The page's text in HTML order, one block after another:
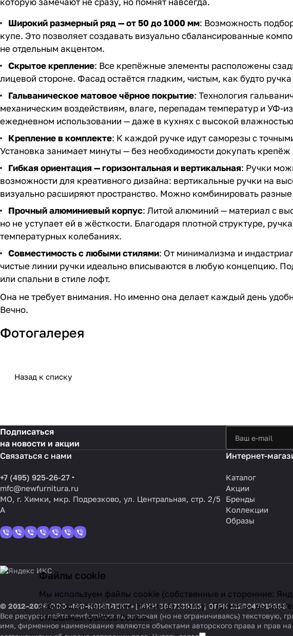
Широкий размерный ряд — от 50 до 1000 мм: Возможность
купе. Это позволяет создавать визуально сбалансированные
не отдельным акцентом.
Скрытое крепление: Все крепёжные элементы расположены
лицевой стороне. Фасад остаётся гладким, чистым, как будто
Гальваническое матовое чёрное покрытие: Технология
механическим воздействиям, влаге, перепадам температур и УФ-
ежедневном использовании — даже в кухнях с высокой
Крепление в комплекте: К каждой ручке идут саморезы с
Установка занимает минуты — без необходимости докупать
Гибкая ориентация — горизонтальная и вертикальная: Ручки
возможности для креативного дизайна: вертикальные ручки на
визуально расширяют пространство. Можно комбинировать
Прочный алюминиевый корпус: Литой алюминий — материал с
но не уступает ей в жёсткости. Благодаря плотной структуре,
температурных колебаниях.
Совместимость с любыми стилями: От минимализма и
чистые линии ручки идеально вписываются в любую концепцию.
или спальни в стиле лофт.
Она не требует внимания. Но именно она делает каждый день
Вечно.
Фотогалерея
Назад к списку
Подписаться
на новости и акции
Связаться с нами
+7 (495) 925-26-27
mfc@newfurnitura.ru
МО, г. Химки, мкр. Подрезково, ул. Центральная, стр. 2/5
А
Интернет-
Каталог
Акции
Бренды
Коллекции
Образы
© 2012–2026 ООО «МФ-КОМПЛЕКТ» | ИНН 5047135115 | ОГРН 1125047012353
Все ресурсы сайта newfurnitura.ru, включая (но не ограничиваясь)
имя, фирменное наименование являются объектами авторского права и прав
Файлы cookie
Мы используем файлы cookie (собственные и сторонние:
взаимодействия с ним. Нажимая кнопку «Принять», вы
отношении файлов Cookie..